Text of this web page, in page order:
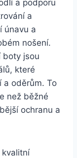
a‌ podporu
a
únavu a
nošení.
boty​ jsou
které
⁢a oděrům. To
než běžné
ochranu⁣ a